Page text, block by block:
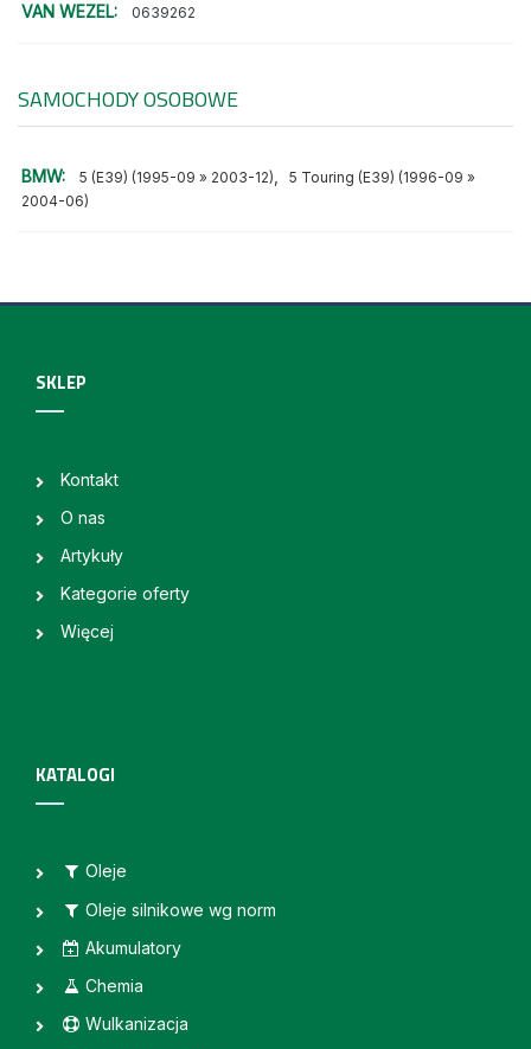
VAN WEZEL: 0639262
SAMOCHODY OSOBOWE
BMW: 5 (E39) (1995-09 » 2003-12),
5 Touring (E39) (1996-09 »
2004-06)
SKLEP
Kontakt
O nas
Artykuły
Kategorie oferty
Więcej
KATALOGI
Oleje
Oleje silnikowe wg norm
Akumulatory
Chemia
Wulkanizacja